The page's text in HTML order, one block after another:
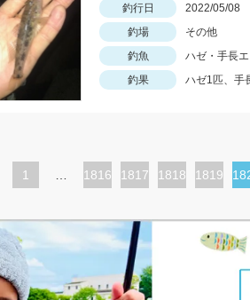
釣行日 2022/05/08
釣場
その他
釣魚
ハゼ・手長
釣果
ハゼ1匹、手
1
ペ
1816
ペ
ジ
1817
ペ
1818
ペ
1819
カ
ト